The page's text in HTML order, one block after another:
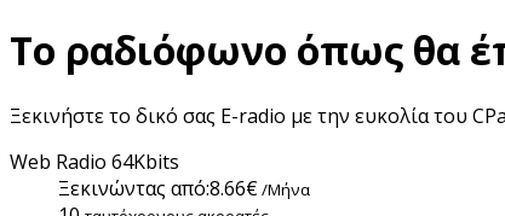
Το ραδιόφωνο όπως θα
Ξεκινήστε το δικό σας E-radio με την ευκολία του
Web Radio 64Kbits
Ξεκινώντας από:8.66€/Μήνα